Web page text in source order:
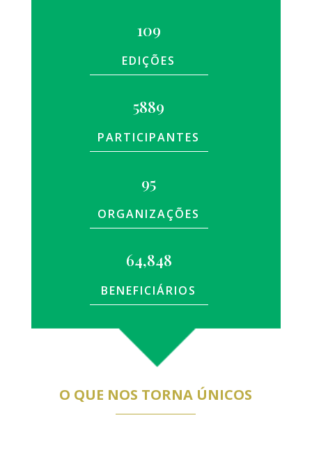
109
EDIÇÕES
5889
PARTICIPANTES
95
ORGANIZAÇÕES
64,848
BENEFICIÁRIOS
O QUE NOS TORNA ÚNICOS